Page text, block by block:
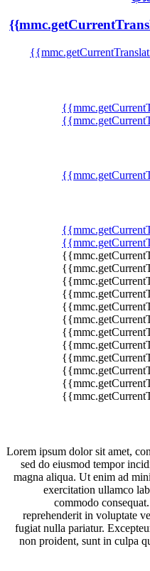
Lorem ipsum dolor sit amet,
sed do eiusmod tempor
magna aliqua. Ut enim ad
exercitation ullamco
commodo
reprehenderit in voluptate
fugiat nulla pariatur.
non proident, sunt in culpa